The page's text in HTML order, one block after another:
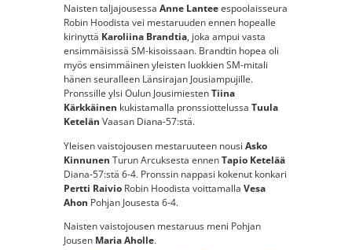
Naisten taljajousessa Anne Lanteeespoolaisseura
Robin Hoodista vei mestaruuden ennen hopealle
kirinyttä Karoliina Brandtia, joka ampui vasta
ensimmäisissä SM-kisoissaan. Brandtin hopea oli
myös ensimmäinen yleisten luokkien SM-mitali
hänen seuralleen Länsirajan Jousiampujille.
Pronssille ylsi Oulun JousimiestenTiina
Kärkkäinen kukistamalla pronssiottelussa Tuula
Ketelän Vaasan Diana-57:stä.
Yleisen vaistojousen mestaruuteen nousi Asko
Kinnunen Turun Arcuksesta ennenTapio Ketelää
Diana-57:stä 6-4. Pronssin nappasi kokenut konkari
Pertti Raivio Robin Hoodista voittamalla Vesa
Ahon Pohjan Jousesta 6-4.
Naisten vaistojousen mestaruus meni Pohjan
Jousen Maria Aholle.